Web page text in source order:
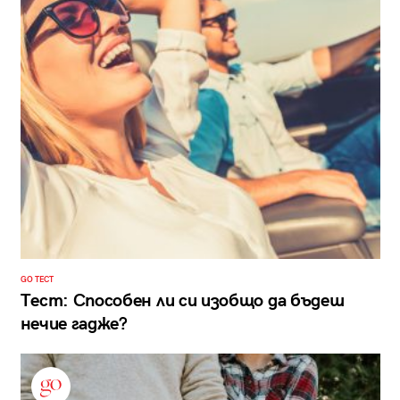
GO ТЕСТ
Тест: Способен ли си изобщо да бъдеш
нечие гадже?